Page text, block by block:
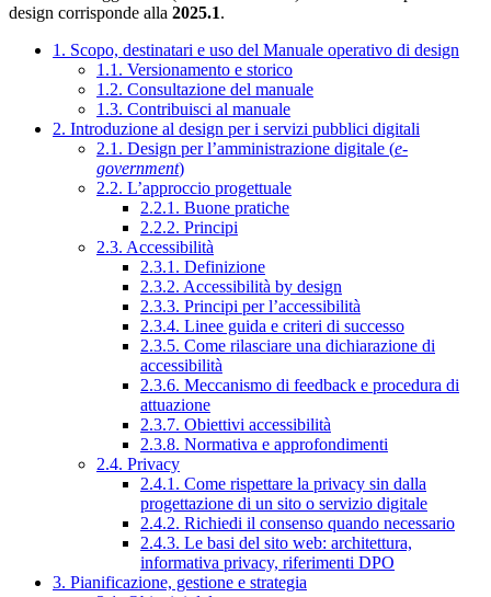
design corrisponde alla 2025.1.
1. Scopo, destinatari e uso del Manuale operativo di design
1.1. Versionamento e storico
1.2. Consultazione del manuale
1.3. Contribuisci al manuale
2. Introduzione al design per i servizi pubblici digitali
2.1. Design per l’amministrazione digitale (e-
government)
2.2. L’approccio progettuale
2.2.1. Buone pratiche
2.2.2. Principi
2.3. Accessibilità
2.3.1. Definizione
2.3.2. Accessibilità by design
2.3.3. Principi per l’accessibilità
2.3.4. Linee guida e criteri di successo
2.3.5. Come rilasciare una dichiarazione di
accessibilità
2.3.6. Meccanismo di feedback e procedura di
attuazione
2.3.7. Obiettivi accessibilità
2.3.8. Normativa e approfondimenti
2.4. Privacy
2.4.1. Come rispettare la privacy sin dalla
progettazione di un sito o servizio digitale
2.4.2. Richiedi il consenso quando necessario
2.4.3. Le basi del sito web: architettura,
informativa privacy, riferimenti DPO
3. Pianificazione, gestione e strategia